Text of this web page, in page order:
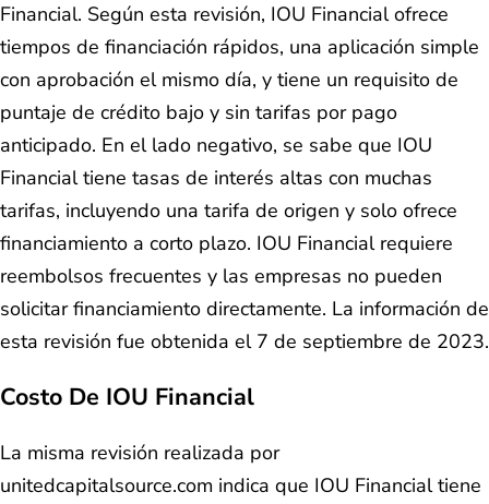
Financial. Según esta revisión, IOU Financial ofrece
tiempos de financiación rápidos, una aplicación simple
con aprobación el mismo día, y tiene un requisito de
puntaje de crédito bajo y sin tarifas por pago
anticipado. En el lado negativo, se sabe que IOU
Financial tiene tasas de interés altas con muchas
tarifas, incluyendo una tarifa de origen y solo ofrece
financiamiento a corto plazo. IOU Financial requiere
reembolsos frecuentes y las empresas no pueden
solicitar financiamiento directamente. La información de
esta revisión fue obtenida el 7 de septiembre de 2023.
Costo De IOU Financial
La misma revisión realizada por
unitedcapitalsource.com indica que IOU Financial tiene